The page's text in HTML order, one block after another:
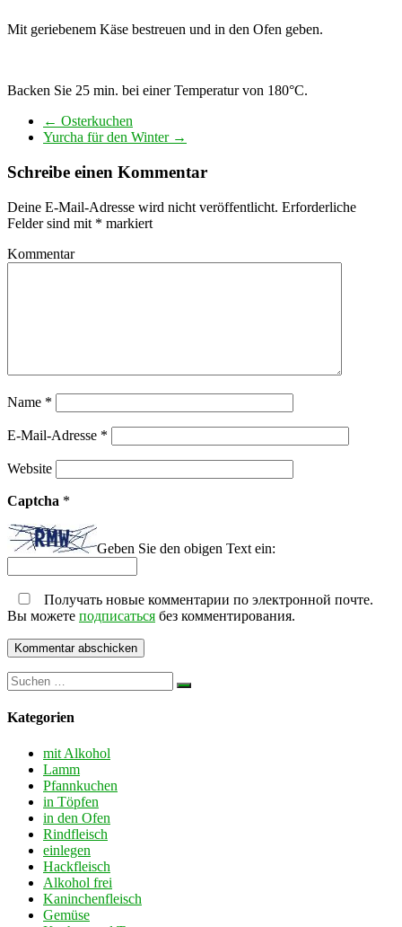
Mit geriebenem Käse bestreuen und in den Ofen geben.
Backen Sie 25 min. bei einer Temperatur von 180°C.
← Osterkuchen
Yurcha für den Winter →
Schreibe einen Kommentar
Deine E-Mail-Adresse wird nicht veröffentlicht. Erforderliche
Felder sind mit * markiert
Kommentar
Name *
E-Mail-Adresse *
Website
Captcha *
Geben Sie den obigen Text ein:
Получать новые комментарии по электронной почте.
Вы можете подписаться без комментирования.
Kategorien
mit Alkohol
Lamm
Pfannkuchen
in Töpfen
in den Ofen
Rindfleisch
einlegen
Hackfleisch
Alkohol frei
Kaninchenfleisch
Gemüse